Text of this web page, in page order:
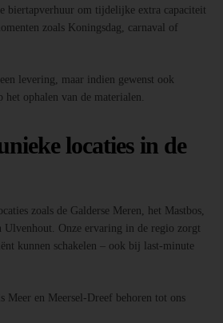
biertapverhuur om tijdelijke extra capaciteit
zoals Koningsdag, carnaval of
levering, maar indien gewenst ook
ophalen van de materialen.
locaties in de
zoals de Galderse Meren, het Mastbos,
Onze ervaring in de regio zorgt
kunnen schakelen – ook bij last-minute
Meer en Meersel-Dreef behoren tot ons